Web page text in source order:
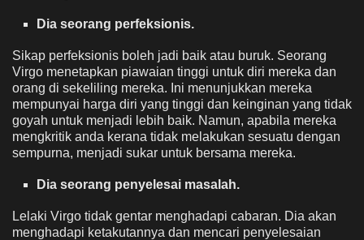
Dia seorang perfeksionis.
Sikap perfeksionis boleh jadi baik atau buruk. Seorang
Virgo menetapkan piawaian tinggi untuk diri mereka dan
orang di sekeliling mereka. Ini menunjukkan mereka
mempunyai harga diri yang tinggi dan keinginan yang tidak
goyah untuk menjadi lebih baik. Namun, apabila mereka
mengkritik anda kerana tidak melakukan sesuatu dengan
sempurna, menjadi sukar untuk bersama mereka.
Dia seorang penyelesai masalah.
Lelaki Virgo tidak gentar menghadapi cabaran. Dia akan
menghadapi ketakutannya dan mencari penyelesaian